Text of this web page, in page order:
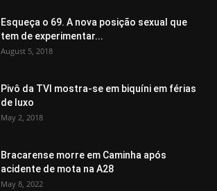
Esqueça o 69. A nova posição sexual que
tem de experimentar...
August 5, 2018
Pivô da TVI mostra-se em biquíni em férias
de luxo
May 2, 2018
Bracarense morre em Caminha após
acidente de mota na A28
May 8, 2022